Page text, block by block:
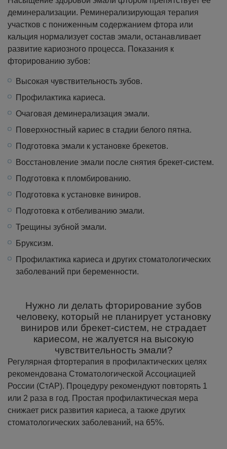
деминерализации. Реминерализирующая терапия
участков с пониженным содержанием фтора или
кальция нормализует состав эмали, останавливает
развитие кариозного процесса. Показания к
фторированию зубов:
Высокая чувствительность зубов.
Профилактика кариеса.
Очаговая деминерализация эмали.
Поверхностный кариес в стадии белого пятна.
Подготовка эмали к установке брекетов.
Восстановление эмали после снятия брекет-систем.
Подготовка к пломбированию.
Подготовка к установке виниров.
Подготовка к отбеливанию эмали.
Трещины зубной эмали.
Бруксизм.
Профилактика кариеса и других стоматологических
заболеваний при беременности.
Нужно ли делать фторирование зубов
человеку, который не планирует установку
виниров или брекет-систем, не страдает
кариесом, не жалуется на высокую
чувствительность эмали?
Регулярная фтортерапия в профилактических целях
рекомендована Стоматологической Ассоциацией
России (СтАР). Процедуру рекомендуют повторять 1
или 2 раза в год. Простая профилактическая мера
снижает риск развития кариеса, а также других
стоматологических заболеваний, на 65%.